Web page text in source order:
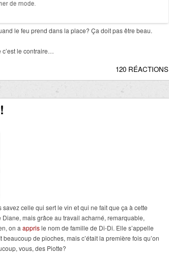
le feu prend dans la place? Ça doit pas être beau.
c’est le contraire…
120 RÉACTIONS
celle qui sert le vin et qui ne fait que ça à cette
mais grâce au travail acharné, remarquable,
on a apprisle nom de famille de Di-Di. Elle s’appelle
de pioches, mais c’était la première fois qu’on
vous, des Piotte?